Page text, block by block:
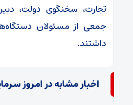
تجارت، سخنگوی دولت،
جمعی از مسئولان
داشتند.
اخبار مشابه در امروز